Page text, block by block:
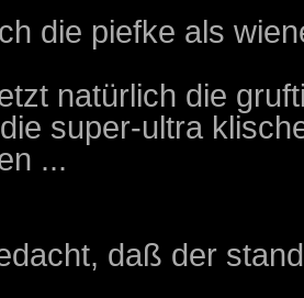
die piefke als
natürlich die
super-ultra
...
daß der